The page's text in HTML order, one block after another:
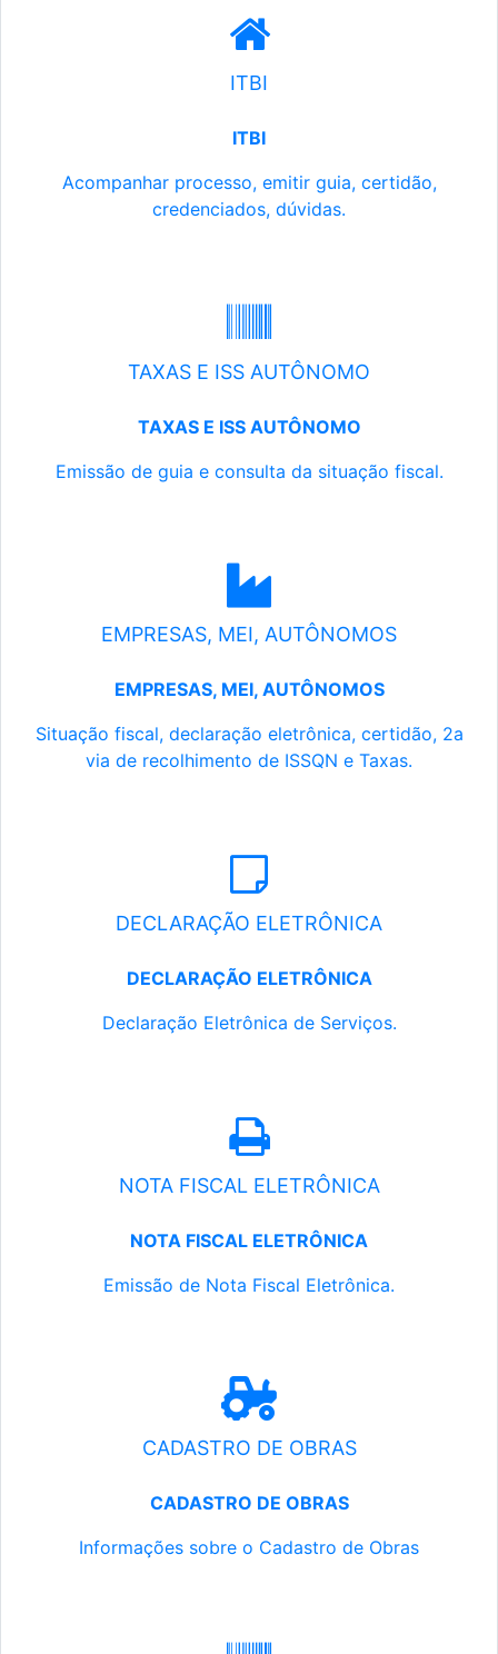
ITBI
ITBI
Acompanhar processo, emitir guia, certidão,
credenciados, dúvidas.
TAXAS E ISS AUTÔNOMO
TAXAS E ISS AUTÔNOMO
Emissão de guia e consulta da situação fiscal.
EMPRESAS, MEI, AUTÔNOMOS
EMPRESAS, MEI, AUTÔNOMOS
Situação fiscal, declaração eletrônica, certidão, 2a
via de recolhimento de ISSQN e Taxas.
DECLARAÇÃO ELETRÔNICA
DECLARAÇÃO ELETRÔNICA
Declaração Eletrônica de Serviços.
NOTA FISCAL ELETRÔNICA
NOTA FISCAL ELETRÔNICA
Emissão de Nota Fiscal Eletrônica.
CADASTRO DE OBRAS
CADASTRO DE OBRAS
Informações sobre o Cadastro de Obras